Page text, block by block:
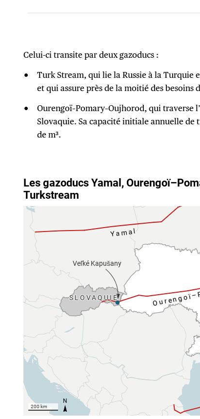
Celui-ci transite par deux gazoducs :
Turk Stream, qui lie la Russie à la Turquie
et qui assure près de la moitié des besoins
Ourengoï–Pomary–Oujhorod, qui traverse
Slovaquie. Sa capacité initiale annuelle de
de m³.